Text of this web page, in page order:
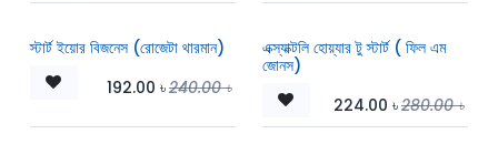
স্টার্ট ইয়োর বিজনেস (রোজেটা থারমান)
192.00 ৳240.00৳
এক্স্যাক্টলি হোয়্যার টু স্টার্ট ( ফিল এম
জোনস)
224.00 ৳280.00৳